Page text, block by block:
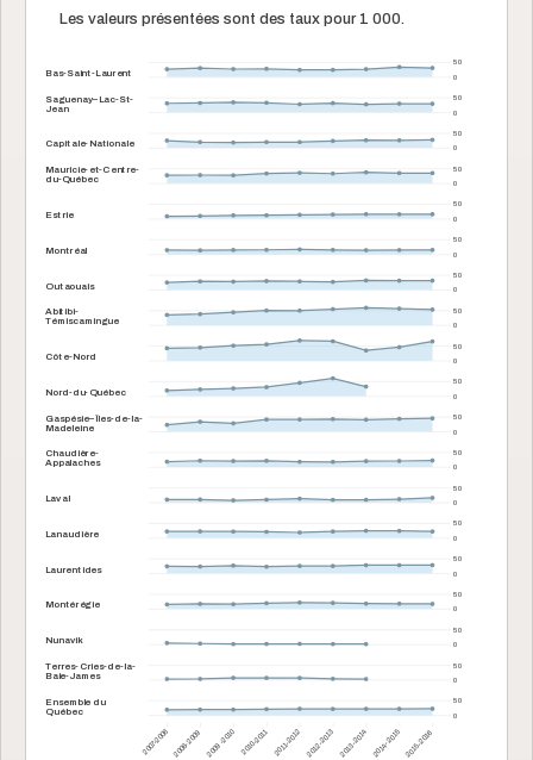
Les valeurs présentées sont des taux pour 1 000.
2007-2008 2008-2009 2009-2010 2010-2011 2011-2012 2012-2013 2013-2014 2014-2015 2015-2016
0
50
0
50
0
50
0
50
0
50
0
50
0
50
0
50
0
50
0
50
0
50
0
50
0
50
0
50
0
50
0
50
0
50
0
50
0
50
Bas-Saint-Laurent
Saguenay–Lac-St-
Jean
Capitale-Nationale
Mauricie-et-Centre-
du-Québec
Estrie
Montréal
Outaouais
Abitibi-
Témiscamingue
Côte-Nord
Nord-du-Québec
Gaspésie–Îles-de-la-
Madeleine
Chaudière-
Appalaches
Laval
Lanaudière
Laurentides
Montérégie
Nunavik
Terres-Cries-de-la-
Baie-James
Ensemble du
Québec